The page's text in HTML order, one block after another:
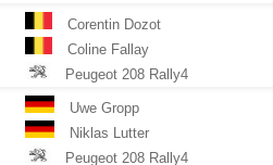
Corentin Dozot
Coline Fallay
Peugeot 208 Rally4
Uwe Gropp
Niklas Lutter
Peugeot 208 Rally4